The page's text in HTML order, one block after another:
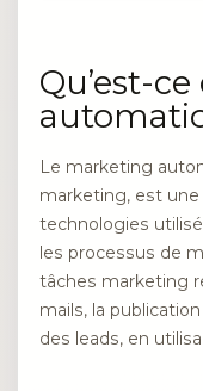
Qu’est-
Le marketing
marketing, est
technologies
les processus de
tâches marketing
mails, la
des leads, en